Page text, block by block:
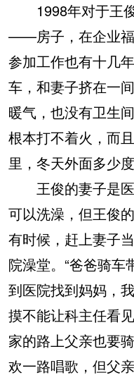
1998年对于王俊
——房子，在企业福
参加工作也有十几
车，和妻子挤在一
暖气，也没有卫生
根本打不着火，而
里，冬天外面多少
王俊的妻子是医
可以洗澡，但王俊
有时候，赶上妻子
院澡堂。“爸爸骑车
到医院找到妈妈，
摸不能让科主任看
家的路上父亲也要
欢一路唱歌，但父亲